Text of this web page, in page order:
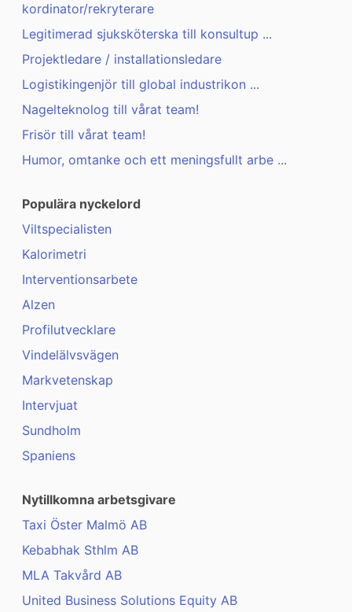
kordinator/rekryterare
Legitimerad sjuksköterska till konsultup ...
Projektledare / installationsledare
Logistikingenjör till global industrikon ...
Nagelteknolog till vårat team!
Frisör till vårat team!
Humor, omtanke och ett meningsfullt arbe ...
Populära nyckelord
Viltspecialisten
Kalorimetri
Interventionsarbete
Alzen
Profilutvecklare
Vindelälvsvägen
Markvetenskap
Intervjuat
Sundholm
Spaniens
Nytillkomna arbetsgivare
Taxi Öster Malmö AB
Kebabhak Sthlm AB
MLA Takvård AB
United Business Solutions Equity AB